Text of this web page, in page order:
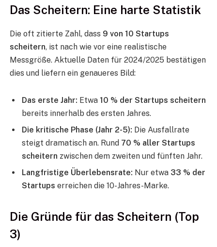
Das Scheitern: Eine harte Statistik
Die oft zitierte Zahl, dass 9 von 10 Startups
scheitern, ist nach wie vor eine realistische
Messgröße. Aktuelle Daten für 2024/2025 bestätigen
dies und liefern ein genaueres Bild:
Das erste Jahr: Etwa 10 % der Startups scheitern
bereits innerhalb des ersten Jahres.
Die kritische Phase (Jahr 2-5): Die Ausfallrate
steigt dramatisch an. Rund 70 % aller Startups
scheitern zwischen dem zweiten und fünften Jahr.
Langfristige Überlebensrate: Nur etwa 33 % der
Startups erreichen die 10-Jahres-Marke.
Die Gründe für das Scheitern (Top
3)